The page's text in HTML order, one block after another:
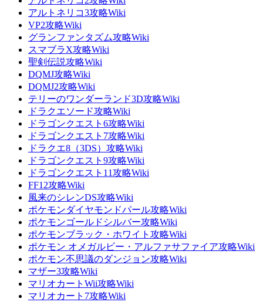
アルトネリコ3攻略Wiki
VP2攻略Wiki
グランファンタズム攻略Wiki
スマブラX攻略Wiki
聖剣伝説攻略Wiki
DQMJ攻略Wiki
DQMJ2攻略Wiki
テリーのワンダーランド3D攻略Wiki
ドラクエソード攻略Wiki
ドラゴンクエスト6攻略Wiki
ドラゴンクエスト7攻略Wiki
ドラクエ8（3DS）攻略Wiki
ドラゴンクエスト9攻略Wiki
ドラゴンクエスト11攻略Wiki
FF12攻略Wiki
風来のシレンDS攻略Wiki
ポケモンダイヤモンドパール攻略Wiki
ポケモンゴールドシルバー攻略Wiki
ポケモンブラック・ホワイト攻略Wiki
ポケモン オメガルビー・アルファサファイア攻略Wiki
ポケモン不思議のダンジョン攻略Wiki
マザー3攻略Wiki
マリオカートWii攻略Wiki
マリオカート7攻略Wiki